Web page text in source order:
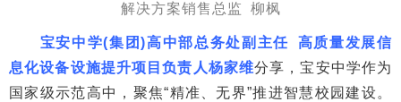
解决方案销售总监 柳枫
宝安中学(集团)高中部总务处副主任 高质量发展信
息化设备设施提升项目负责人杨家维分享，宝安中学作为
国家级示范高中，聚焦“精准、无界”推进智慧校园建设。